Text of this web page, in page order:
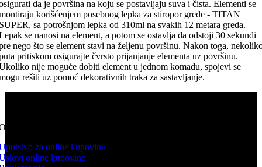
da je površina na koju se postavljaju suva i čista. Elementi se
korišćenjem posebnog lepka za stiropor grede - TITAN
sa potrošnjom lepka od 310ml na svakih 12 metara greda.
se nanosi na element, a potom se ostavlja da odstoji 30 sekundi
nego što se element stavi na željenu površinu. Nakon toga,
pritiskom osigurajte čvrsto prijanjanje elementa uz površinu.
nije moguće dobiti element u jednom komadu, spojevi se
rešiti uz pomoć dekorativnih traka za sastavljanje.
KUPOVINA
za online kupovinu
online kupovine